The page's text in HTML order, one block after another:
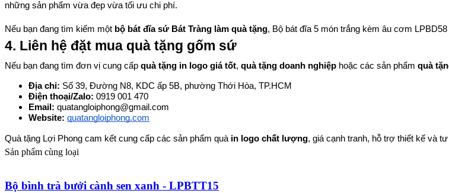
những sản phẩm vừa đẹp vừa tối ưu chi phí.
Nếu bạn đang tìm kiếm một bộ bát đĩa sứ Bát Tràng làm quà tặng, Bộ bát đĩa 5 món trắng kèm âu cơm
4. Liên hệ đặt mua quà tặng gốm sứ
Nếu bạn đang tìm đơn vị cung cấp quà tặng in logo giá tốt, quà tặng doanh nghiệp hoặc các sản phẩm quà
Địa chỉ: Số 39, Đường N8, KDC ấp 5B, phường Thới Hòa, TP.HCM
Điện thoại/Zalo: 0919 001 470
Email: quatangloiphong@gmail.com
Website: quatangloiphong.com
Quà tặng Lợi Phong cam kết cung cấp các sản phẩm quà in logo chất lượng, giá cạnh tranh, hỗ trợ thiết kế và
Sản phẩm cùng loại
Bộ bình trà bưởi cành sen xanh - LPBTT15